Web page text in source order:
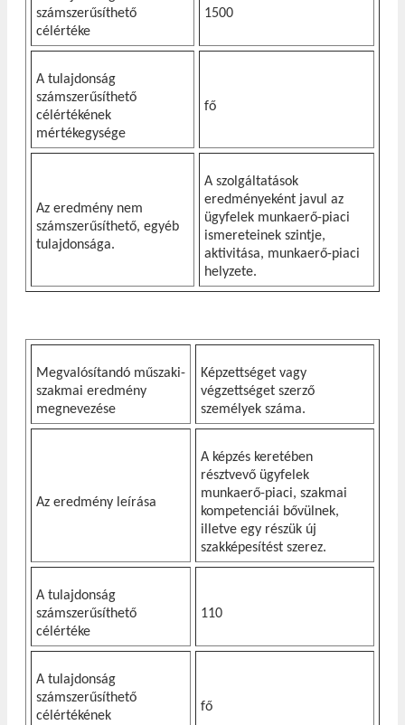
számszerűsíthető
célértéke
1500
A tulajdonság
számszerűsíthető
célértékének
mértékegysége
fő
Az eredmény nem
számszerűsíthető, egyéb
tulajdonsága.
A szolgáltatások
eredményeként javul az
ügyfelek munkaerő-piaci
ismereteinek szintje,
aktivitása, munkaerő-piaci
helyzete.
Megvalósítandó műszaki-
szakmai eredmény
megnevezése
Képzettséget vagy
végzettséget szerző
személyek száma.
Az eredmény leírása
A képzés keretében
résztvevő ügyfelek
munkaerő-piaci, szakmai
kompetenciái bővülnek,
illetve egy részük új
szakképesítést szerez.
A tulajdonság
számszerűsíthető
célértéke
110
A tulajdonság
számszerűsíthető
célértékének
fő